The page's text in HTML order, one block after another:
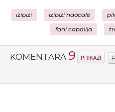
izipizi izipizi naocale
fani capalija
KOMENTARA 9 PRIKAŽI